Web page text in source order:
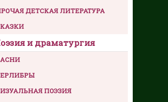
ДЕТСКАЯ ЛИТЕРАТУРА
и драматургия
ПОЭЗИЯ